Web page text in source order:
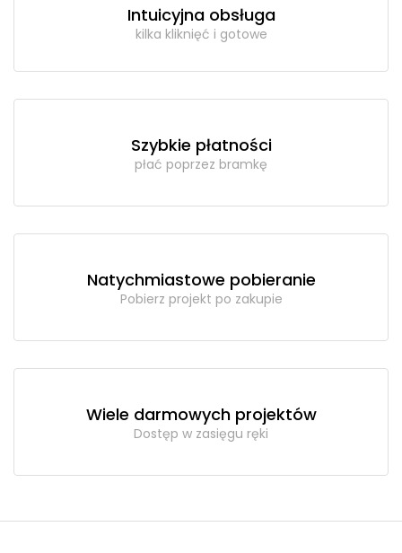
Intuicyjna obsługa
kilka kliknięć i gotowe
Szybkie płatności
płać poprzez bramkę
Natychmiastowe pobieranie
Pobierz projekt po zakupie
Wiele darmowych projektów
Dostęp w zasięgu ręki